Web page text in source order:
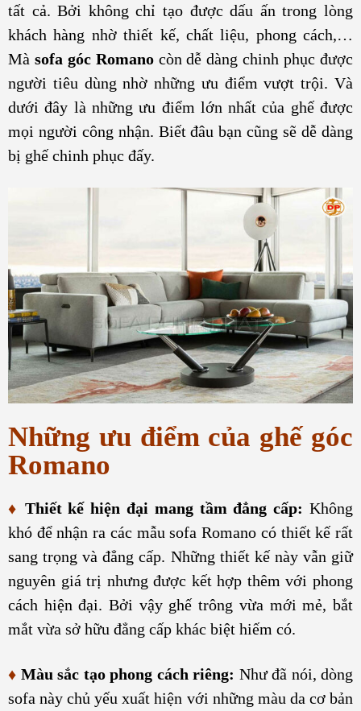
tất cả. Bởi không chỉ tạo được dấu ấn trong lòng
khách hàng nhờ thiết kế, chất liệu, phong cách,…
Mà sofa góc Romanocòn dễ dàng chinh phục được
người tiêu dùng nhờ những ưu điểm vượt trội. Và
dưới đây là những ưu điểm lớn nhất của ghế được
mọi người công nhận. Biết đâu bạn cũng sẽ dễ dàng
bị ghế chinh phục đấy.
Những ưu điểm của ghế góc
Romano
♦ Thiết kế hiện đại mang tầm đẳng cấp: Không
khó để nhận ra các mẫu sofa Romano có thiết kế rất
sang trọng và đẳng cấp. Những thiết kế này vẫn giữ
nguyên giá trị nhưng được kết hợp thêm với phong
cách hiện đại. Bởi vậy ghế trông vừa mới mẻ, bắt
mắt vừa sở hữu đẳng cấp khác biệt hiếm có.
♦ Màu sắc tạo phong cách riêng: Như đã nói, dòng
sofa này chủ yếu xuất hiện với những màu da cơ bản